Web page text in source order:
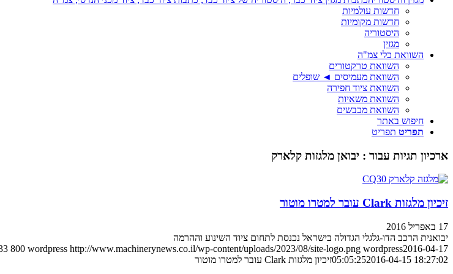
חדשות עולמיות
חדשות מקומיות
היסטוריה
מגזין
השוואת כלי צמ"ה
השוואת טרקטורים
השוואת מעמיסים ◄ שופלים
השוואת ציוד חפירה
השוואת משאיות
השוואת מכבשים
חיפוש באתר
תפריט תפריט
ארכיון תגיות עבור : יבואן מלגזות קלארק
זיכיון מלגזות Clark עובר למטרו מוטור
17 באפריל 2016
יבואנית הרכב הדו-גלגלי הגדולה בישראל נכנסת לתחום ציוד השינוע וההרמה
800 wordpress http://www.machinerynews.co.il/wp-content/uploads/2023/08/site-logo.png wordpress2016-04-17
05:05:252016-04-15 18:27:02
זיכיון מלגזות Clark עובר למטרו מוטור